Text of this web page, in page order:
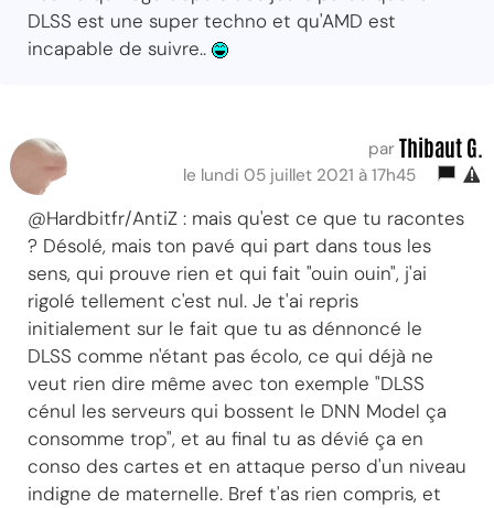
DLSS est une super techno et qu'AMD est
incapable de suivre..
par Thibaut G.
le lundi 05 juillet 2021 à 17h45
@Hardbitfr/AntiZ : mais qu'est ce que tu racontes
? Désolé, mais ton pavé qui part dans tous les
sens, qui prouve rien et qui fait "ouin ouin", j'ai
rigolé tellement c'est nul. Je t'ai repris
initialement sur le fait que tu as dénnoncé le
DLSS comme n'étant pas écolo, ce qui déjà ne
veut rien dire même avec ton exemple "DLSS
cénul les serveurs qui bossent le DNN Model ça
consomme trop", et au final tu as dévié ça en
conso des cartes et en attaque perso d'un niveau
indigne de maternelle. Bref t'as rien compris, et